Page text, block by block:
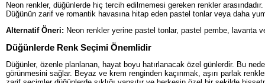
Neon renkler, düğünlerde hiç tercih edilmemesi gereken renkler
Düğünün zarif ve romantik havasına hitap eden pastel tonlar veya daha
Alternatif Öneri: Neon renkler yerine pastel tonlar, pastel pembe, lavanta
Düğünlerde Renk Seçimi Önemlidir
Düğünler, özenle planlanan, hayat boyu hatırlanacak özel günlerdir. Bu
görünmesini sağlar. Beyaz ve krem renginden kaçınmak, aşırı parlak